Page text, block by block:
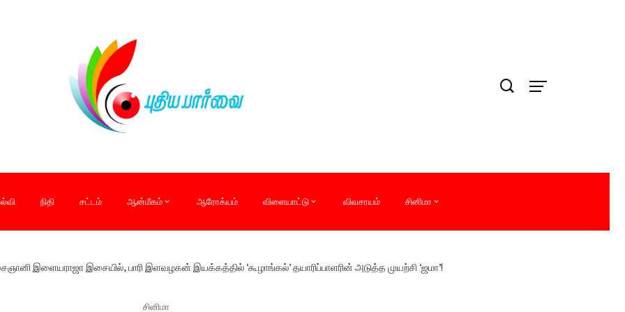
நிதி சட்டம் ஆன்மீகம் ஆரோக்யம் விளையாட்டு விவசாயம் சினிமா
இளையராஜா இசையில், பாரி இளவழகன் இயக்கத்தில் ‘கூழாங்கல்’ தயாரிப்பாளரின் அடுத்த முயற்சி ‘ஜமா’!
சினிமா